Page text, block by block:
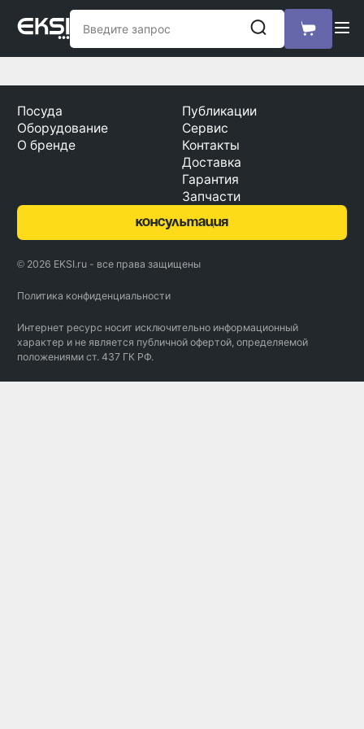
Посуда
Оборудование
О бренде
Публикации
Сервис
Контакты
Доставка
Гарантия
Запчасти
консультация
© 2026 EKSI.ru - все права защищены
Политика конфиденциальности
Интернет ресурс носит исключительно информационный
характер и не является публичной офертой, определяемой
положениями ст. 437 ГК РФ.